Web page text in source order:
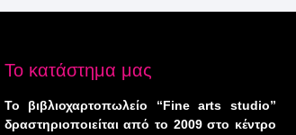
Το κατάστημα μας
Το βιβλιοχαρτοπωλείο “Fine arts studio”
δραστηριοποιείται από το 2009 στο κέντρο